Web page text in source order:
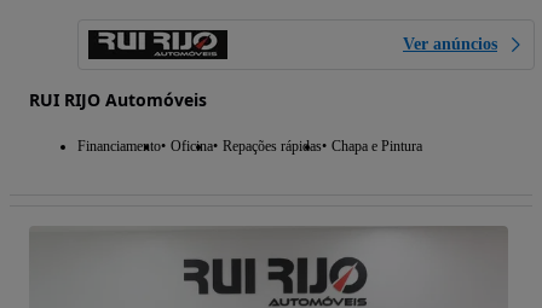
Ver anúncios
RUI RIJO Automóveis
Financiamento Oficina Repações rápidas Chapa e Pintura